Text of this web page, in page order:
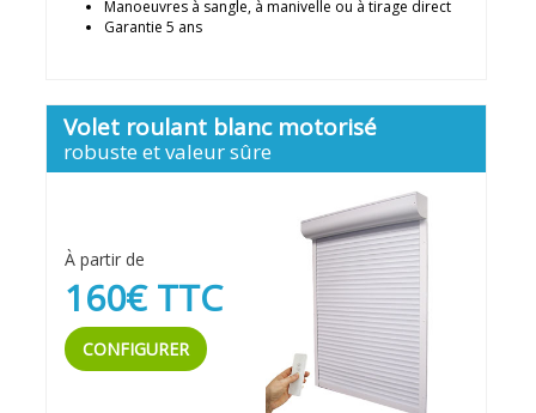
Manoeuvres à sangle, à manivelle ou à tirage direct
Garantie 5 ans
Volet roulant blanc motorisé
robuste et valeur sûre
À partir de
160€ TTC
CONFIGURER